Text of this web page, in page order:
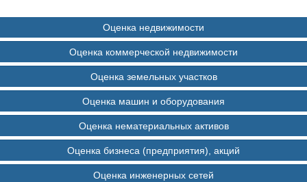
Оценка недвижимости
Оценка коммерческой недвижимости
Оценка земельных участков
Оценка машин и оборудования
Оценка нематериальных активов
Оценка бизнеса (предприятия), акций
Оценка инженерных сетей